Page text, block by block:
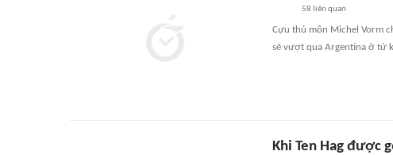
58 liên quan
Cựu thủ môn Michel Vorm
sẽ vượt qua Argentina ở tứ
Khi Ten Hag được